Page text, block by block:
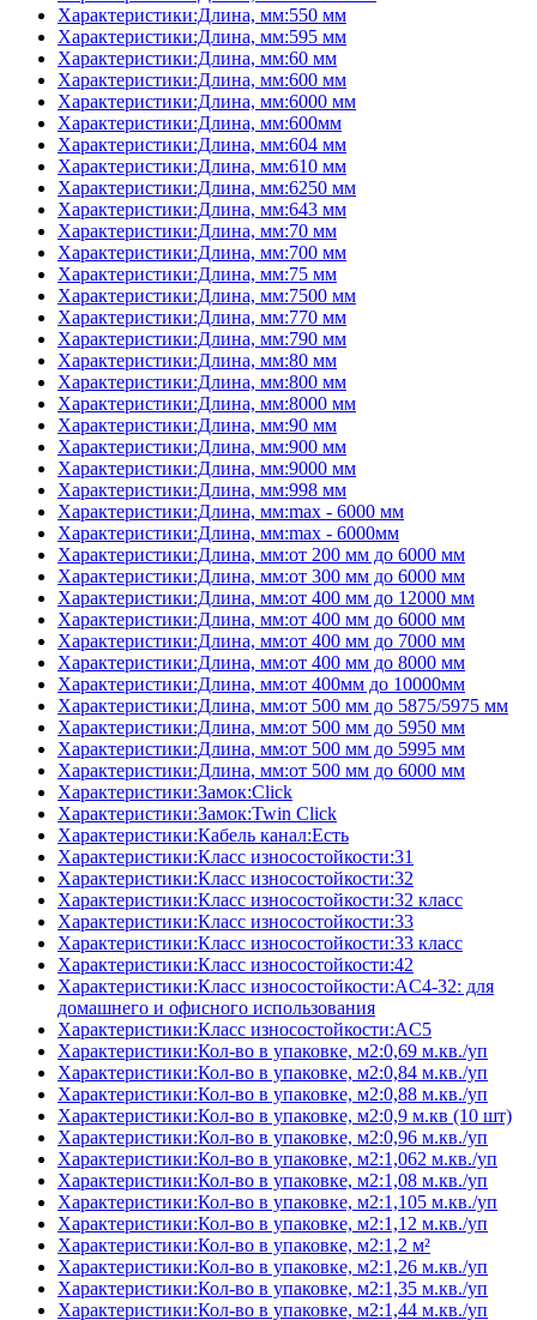
Характеристики:Длина, мм:550 мм
Характеристики:Длина, мм:595 мм
Характеристики:Длина, мм:60 мм
Характеристики:Длина, мм:600 мм
Характеристики:Длина, мм:6000 мм
Характеристики:Длина, мм:600мм
Характеристики:Длина, мм:604 мм
Характеристики:Длина, мм:610 мм
Характеристики:Длина, мм:6250 мм
Характеристики:Длина, мм:643 мм
Характеристики:Длина, мм:70 мм
Характеристики:Длина, мм:700 мм
Характеристики:Длина, мм:75 мм
Характеристики:Длина, мм:7500 мм
Характеристики:Длина, мм:770 мм
Характеристики:Длина, мм:790 мм
Характеристики:Длина, мм:80 мм
Характеристики:Длина, мм:800 мм
Характеристики:Длина, мм:8000 мм
Характеристики:Длина, мм:90 мм
Характеристики:Длина, мм:900 мм
Характеристики:Длина, мм:9000 мм
Характеристики:Длина, мм:998 мм
Характеристики:Длина, мм:max - 6000 мм
Характеристики:Длина, мм:max - 6000мм
Характеристики:Длина, мм:от 200 мм до 6000 мм
Характеристики:Длина, мм:от 300 мм до 6000 мм
Характеристики:Длина, мм:от 400 мм до 12000 мм
Характеристики:Длина, мм:от 400 мм до 6000 мм
Характеристики:Длина, мм:от 400 мм до 7000 мм
Характеристики:Длина, мм:от 400 мм до 8000 мм
Характеристики:Длина, мм:от 400мм до 10000мм
Характеристики:Длина, мм:от 500 мм до 5875/5975 мм
Характеристики:Длина, мм:от 500 мм до 5950 мм
Характеристики:Длина, мм:от 500 мм до 5995 мм
Характеристики:Длина, мм:от 500 мм до 6000 мм
Характеристики:Замок:Click
Характеристики:Замок:Twin Click
Характеристики:Кабель канал:Есть
Характеристики:Класс износостойкости:31
Характеристики:Класс износостойкости:32
Характеристики:Класс износостойкости:32 класс
Характеристики:Класс износостойкости:33
Характеристики:Класс износостойкости:33 класс
Характеристики:Класс износостойкости:42
Характеристики:Класс износостойкости:AC4-32: для
домашнего и офисного использования
Характеристики:Класс износостойкости:AC5
Характеристики:Кол-во в упаковке, м2:0,69 м.кв./уп
Характеристики:Кол-во в упаковке, м2:0,84 м.кв./уп
Характеристики:Кол-во в упаковке, м2:0,88 м.кв./уп
Характеристики:Кол-во в упаковке, м2:0,9 м.кв (10 шт)
Характеристики:Кол-во в упаковке, м2:0,96 м.кв./уп
Характеристики:Кол-во в упаковке, м2:1,062 м.кв./уп
Характеристики:Кол-во в упаковке, м2:1,08 м.кв./уп
Характеристики:Кол-во в упаковке, м2:1,105 м.кв./уп
Характеристики:Кол-во в упаковке, м2:1,12 м.кв./уп
Характеристики:Кол-во в упаковке, м2:1,2 м²
Характеристики:Кол-во в упаковке, м2:1,26 м.кв./уп
Характеристики:Кол-во в упаковке, м2:1,35 м.кв./уп
Характеристики:Кол-во в упаковке, м2:1,44 м.кв./уп